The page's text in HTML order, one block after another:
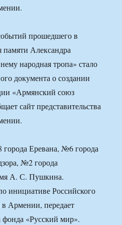
прошедшего в
Александра
народная тропа» стало
документа о создании
«Армянский союз
сайт представительства
Еревана, №6 города
№2 города
А. С. Пушкина.
инициативе Российского
в Армении, передает
«Русский мир».